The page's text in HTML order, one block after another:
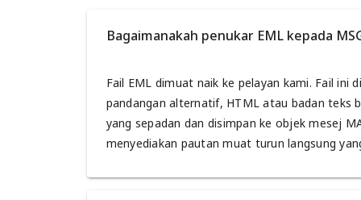
Bagaimanakah penukar EML kepada
Fail EML dimuat naik ke pelayan kami. Fail ini
pandangan alternatif, HTML atau badan teks
yang sepadan dan disimpan ke objek mesej
menyediakan pautan muat turun langsung